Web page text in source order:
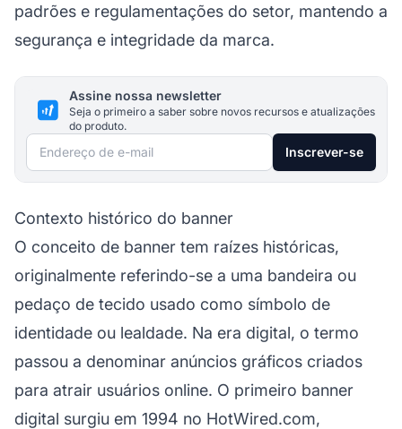
padrões e regulamentações do setor, mantendo a
segurança e integridade da marca.
Assine nossa newsletter
Seja o primeiro a saber sobre novos recursos e atualizações
do produto.
Endereço de e-mail Inscrever-se
Contexto histórico do banner
O conceito de banner tem raízes históricas,
originalmente referindo-se a uma bandeira ou
pedaço de tecido usado como símbolo de
identidade ou lealdade. Na era digital, o termo
passou a denominar anúncios gráficos criados
para atrair usuários online. O primeiro banner
digital surgiu em 1994 no HotWired.com,